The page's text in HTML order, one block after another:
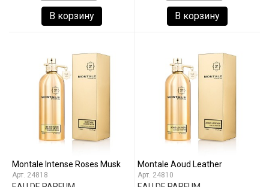
В корзину В корзину
Montale Intense Roses Musk
24818
Montale Aoud Leather
24810